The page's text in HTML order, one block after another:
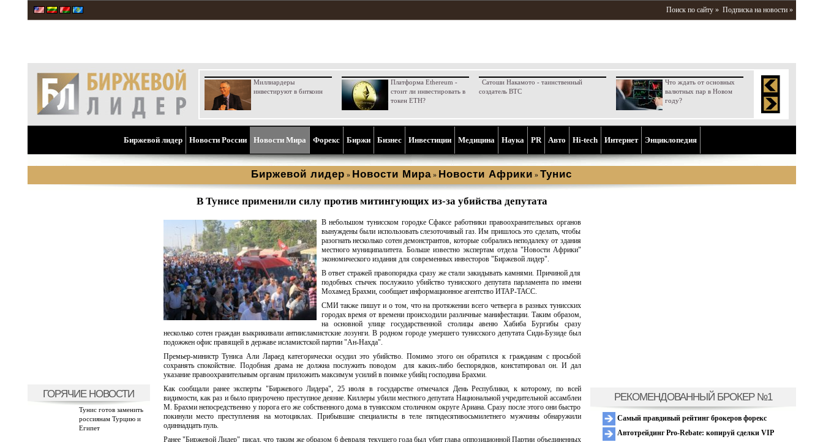
Поиск по сайту » Подписка на новости »
Миллиардеры
инвестируют в биткоин
Платформа Ethereum -
стоит ли инвестировать в
токен ETH?
Сатоши Накамото - таинственный
создатель BTC
Что ждать от основных
валютных пар в Новом
году?
Биржевой лидер Новости России Новости Мира Форекс Биржи Бизнес Инвестиции Медицина Наука PR Aвто Hi-tech Интернет Энциклопедия
Биржевой лидер » Новости Мира » Новости Африки » Тунис
ГОРЯЧИЕ НОВОСТИ
Тунис готов заменить
россиянам Турцию и
Египет
В Тунисе применили силу против митингующих из-за убийства депутата
В небольшом тунисском городке Сфаксе работники правоохранительных органов
вынуждены были использовать слезоточивый газ. Им пришлось это сделать, чтобы
разогнать несколько сотен демонстрантов, которые собрались неподалеку от здания
местного муниципалитета. Больше известно экспертам отдела "Новости Африки"
экономического издания для современных инвесторов "Биржевой лидер".
В ответ стражей правопорядка сразу же стали закидывать камнями. Причиной для
подобных стычек послужило убийство тунисского депутата парламента по имени
Мохамед Брахми, сообщает информационное агентство ИТАР-ТАСС.
СМИ также пишут и о том, что на протяжении всего четверга в разных тунисских
городах время от времени происходили различные манифестации. Таким образом,
на основной улице государственной столицы авеню Хабиба Бургибы сразу
несколько сотен граждан выкрикивали антиисламистские лозунги. В родном городе умершего тунисского депутата Сиди-Бузиде был
подожжен офис правящей в державе исламистской партии "Ан-Нахда".
Премьер-министр Туниса Али Лараед категорически осудил это убийство. Помимо этого он обратился к гражданам с просьбой
сохранять спокойствие. Подобная драма не должна послужить поводом для каких-либо беспорядков, констатировал он. И дал
указание правоохранительным органам приложить максимум усилий в поимке убийц господина Брахми.
Как сообщали ранее эксперты "Биржевого Лидера", 25 июля в государстве отмечался День Республики, к которому, по всей
видимости, как раз и было приурочено преступное деяние. Киллеры убили местного депутата Национальной учредительной ассамблеи
М. Брахми непосредственно у порога его же собственного дома в тунисском столичном округе Ариана. Сразу после этого они быстро
покинули место преступления на мотоциклах. Прибывшие специалисты в теле пятидесятивосьмилетнего мужчины обнаружили
одиннадцать пуль.
Ранее "Биржевой Лидер" писал, что таким же образом 6 февраля текущего года был убит глава оппозиционной Партии объединенных
РЕКОМЕНДОВАННЫЙ БРОКЕР №1
Самый правдивый рейтинг брокеров форекс
Автотрейдинг Pro-Rebate: копируй сделки VIP